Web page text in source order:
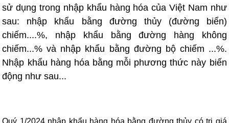
sử dụng trong nhậpkhẩu hàng hóa của Việt Nam như
sau: nhập khẩu bằng đường thủy (đường biển)
chiếm....%, nhập khẩu bằng đường hàng không
chiếm...% và nhập khẩu bằng đường bộ chiếm ...%.
Nhập khẩu hàng hóa bằng mỗi phương thức này biến
động như sau...
Quý 1/2024 nhập khẩu hàng hóa bằng đường thủy có trị giá